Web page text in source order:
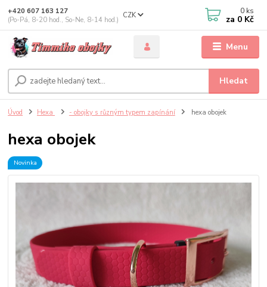
Menu
CZK
Hledat
+420 607 163 127
(Po-Pá, 8-20 hod., So-Ne, 8-14 hod.)
0 ks
za 0 Kč
Úvod Hexa - obojky s různým typem zapínání hexa obojek
hexa obojek
Novinka